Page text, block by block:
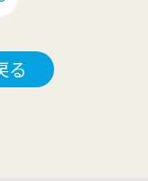
る